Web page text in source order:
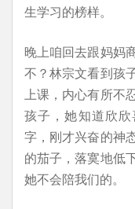
生学习的榜样。
晚上咱回去跟妈妈
不？林宗文看到孩
上课，内心有所不
孩子，她知道欣欣
字，刚才兴奋的神
的茄子，落寞地低
她不会陪我们的。